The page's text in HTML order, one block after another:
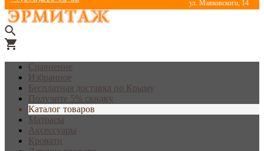
ул. Маяковского, 14
Сравнение
Избранное
Бесплатная доставка по Крыму
Получите 5% скидку
Каталог товаров
Матрасы
Аксессуары
Кровати